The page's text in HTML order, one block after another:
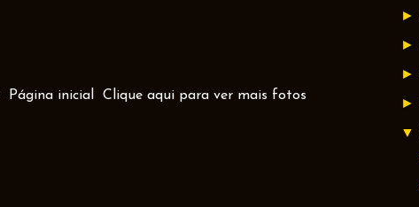
Página inicial Clique aqui para ver mais fotos
►
►
►
►
▼